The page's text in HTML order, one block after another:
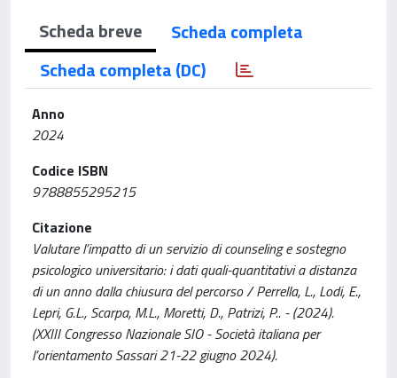
Scheda breve
Scheda completa
Scheda completa (DC)
Anno
2024
Codice ISBN
9788855295215
Citazione
Valutare l’impatto di un servizio di counseling e sostegno
psicologico universitario: i dati quali-quantitativi a distanza
di un anno dalla chiusura del percorso / Perrella, L., Lodi, E.,
Lepri, G.L., Scarpa, M.L., Moretti, D., Patrizi, P.. - (2024).
(XXIII Congresso Nazionale SIO - Società italiana per
l’orientamento Sassari 21-22 giugno 2024).